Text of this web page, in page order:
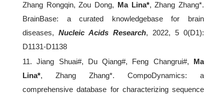
Zhang Rongqin, Zou Dong, Ma Lina*, Zhang Zhang*.
BrainBase: a curated knowledgebase for brain
diseases, Nucleic Acids Research, 2022, 5 0(D1):
D1131-D1138
11. Jiang Shuai#, Du Qiang#, Feng Changrui#, Ma
Lina*, Zhang Zhang*. CompoDynamics: a
comprehensive database for characterizing sequence